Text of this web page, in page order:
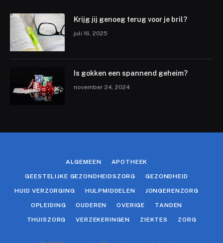
Krijg jij genoeg terug voor je bril?
juli 16, 2025
Is gokken een spannend geheim?
november 24, 2024
ALGEMEEN APOTHEEK
GEESTELIJKE GEZONDHEIDSZORG GEZONDHEID
HUID VERZORGING HULPMIDDELEN JONGERENZORG
OPLEIDING OUDEREN OVERIGE TANDEN
THUISZORG VERZEKERINGEN ZIEKTES ZORG